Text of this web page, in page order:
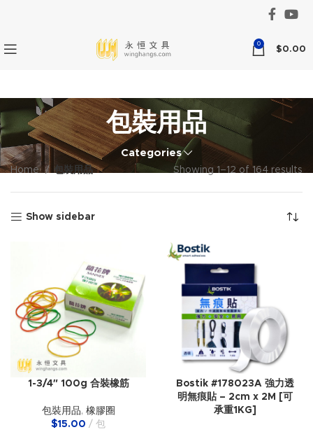
0
$0.00
包裝用品
Categories
Home 包裝用品 Showing 1–12 of 164 results
Show sidebar
1-3/4″ 100g 合裝橡筋
包裝用品, 橡膠圈
$15.00 包
Bostik #178023A 強力透
明無痕貼 – 2cm x 2M [可
承重1KG]